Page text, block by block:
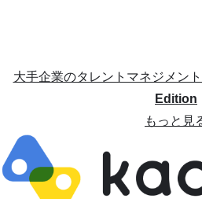
大手企業のタレントマネジメン
Edition
もっと見